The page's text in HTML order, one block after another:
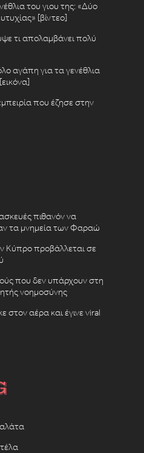
του γιου της: «Δύο
[βίντεο]
τι απολαμβάνει πολύ
αγάπη για τα γενέθλια
που έζησε στην
πιθανόν να
τα μνημεία των Φαραώ
Κύπρο προβάλλεται σε
που δεν υπάρχουν στη
νοημοσύνης
στον αέρα και έγινε viral